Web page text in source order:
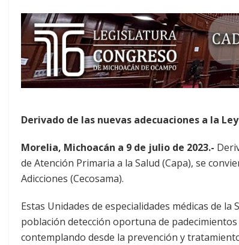
Derivado de las nuevas adecuaciones a la
Morelia, Michoacán a 9 de julio de 2023.-
de Atención Primaria a la Salud (Capa), se
Adicciones (Cecosama).
Estas Unidades de especialidades médicas de
población detección oportuna de
contemplando desde la prevención y